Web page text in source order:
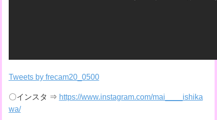
Tweets by frecam20_0500
〇インスタ ⇒ https://www.instagram.com/mai____ishika
wa/